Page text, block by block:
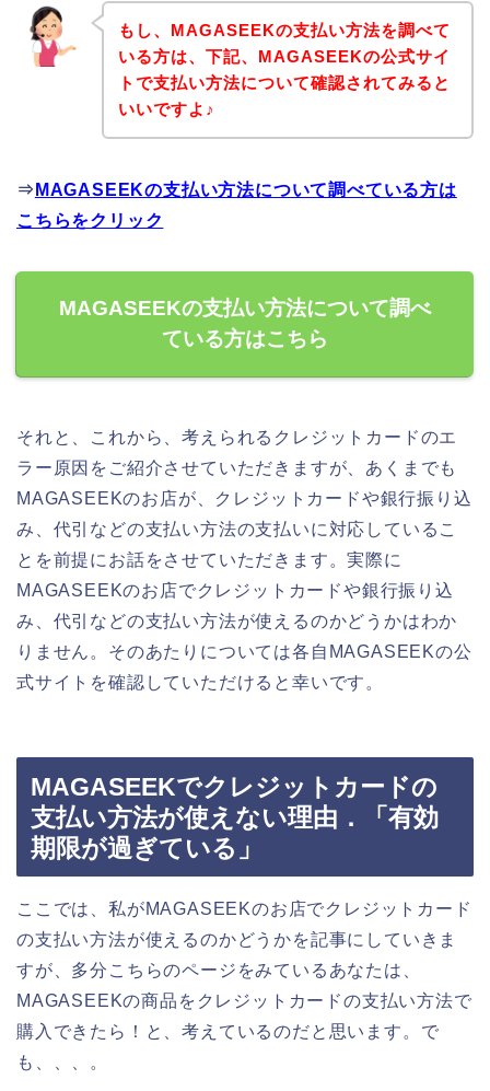
もし、MAGASEEKの支払い方法を調べて
いる方は、下記、MAGASEEKの公式サイ
トで支払い方法について確認されてみると
いいですよ♪
⇒ MAGASEEKの支払い方法について調べている方は
こちらをクリック
MAGASEEKの支払い方法について調べ
ている方はこちら
それと、これから、考えられるクレジットカードのエ
ラー原因をご紹介させていただきますが、あくまでも
MAGASEEKのお店が、クレジットカードや銀行振り込
み、代引などの支払い方法の支払いに対応しているこ
とを前提にお話をさせていただきます。実際に
MAGASEEKのお店でクレジットカードや銀行振り込
み、代引などの支払い方法が使えるのかどうかはわか
りません。そのあたりについては各自MAGASEEKの公
式サイトを確認していただけると幸いです。
MAGASEEKでクレジットカードの
支払い方法が使えない理由．「有効
期限が過ぎている」
ここでは、私がMAGASEEKのお店でクレジットカード
の支払い方法が使えるのかどうかを記事にしていきま
すが、多分こちらのページをみているあなたは、
MAGASEEKの商品をクレジットカードの支払い方法で
購入できたら！と、考えているのだと思います。で
も、、、。